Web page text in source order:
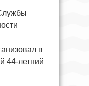
в
44-летний